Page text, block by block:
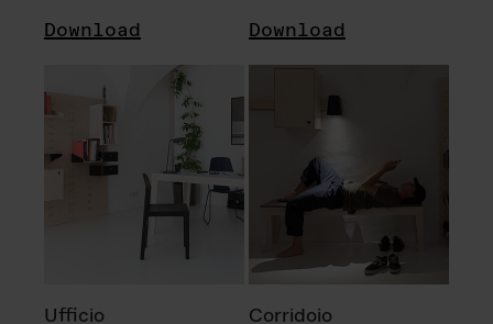
Download Download
Ufficio
Corridoio